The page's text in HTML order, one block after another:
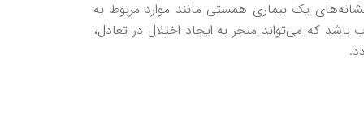
یک بیماری‌ همستی مانند موارد مربوط به
که می‌تواند منجر به ایجاد اختلال در تعادل،